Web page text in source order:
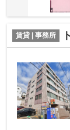
賃貸 | 事務所